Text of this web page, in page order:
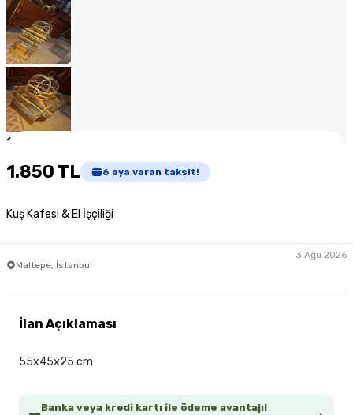
1
1.850 TL 6 aya varan taksit!
Kuş Kafesi & El İşçiliği
Maltepe, İstanbul
3 Ağu 2026
Banka veya kredi kartı ile ödeme avantajı!
İlan Açıklaması
55x45x25 cm